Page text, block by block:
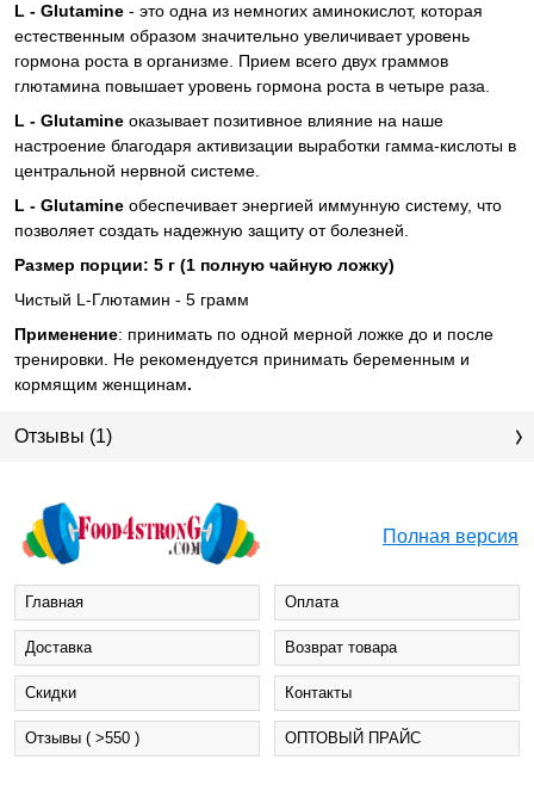
L - Glutamine - это одна из немногих аминокислот, которая
естественным образом значительно увеличивает уровень
гормона роста в организме. Прием всего двух граммов
глютамина повышает уровень гормона роста в четыре раза.
L - Glutamine оказывает позитивное влияние на наше
настроение благодаря активизации выработки гамма-кислоты в
центральной нервной системе.
L - Glutamine обеспечивает энергией иммунную систему, что
позволяет создать надежную защиту от болезней.
Размер порции: 5 г (1 полную чайную ложку)
Чистый L-Глютамин - 5 грамм
Применение: принимать по одной мерной ложке до и после
тренировки. Не рекомендуется принимать беременным и
кормящим женщинам.
Отзывы (1)
Полная версия
Главная Оплата
Доставка Возврат товара
Cкидки Контакты
Отзывы ( >550 ) ОПТОВЫЙ ПРАЙС